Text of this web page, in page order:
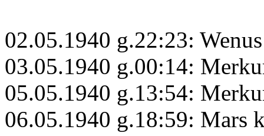
02.05.1940 g.22:23:
03.05.1940 g.00:14:
05.05.1940 g.13:54:
06.05.1940 g.18:59: Mars